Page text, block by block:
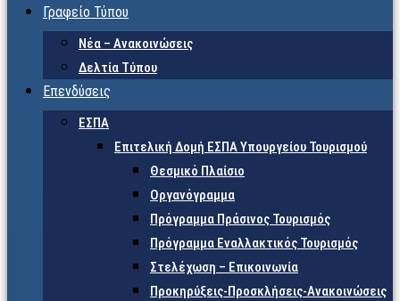
Γραφείο Τύπου
Νέα – Ανακοινώσεις
Δελτία Τύπου
Επενδύσεις
ΕΣΠΑ
Επιτελική Δομή ΕΣΠΑ Υπουργείου Τουρισμού
Θεσμικό Πλαίσιο
Οργανόγραμμα
Πρόγραμμα Πράσινος Τουρισμός
Πρόγραμμα Εναλλακτικός Τουρισμός
Στελέχωση – Επικοινωνία
Προκηρύξεις-Προσκλήσεις-Ανακοινώσεις